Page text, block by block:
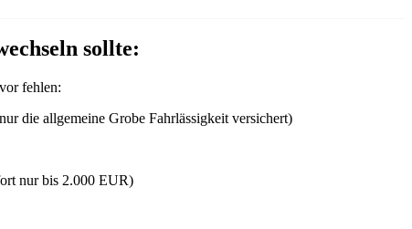
sollte:
fehlen:
die allgemeine Grobe Fahrlässigkeit versichert)
nur bis 2.000 EUR)